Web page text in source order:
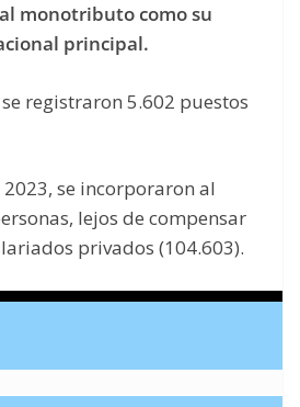
monotributo como su
principal.
registraron 5.602 puestos
se incorporaron al
lejos de compensar
privados (104.603).